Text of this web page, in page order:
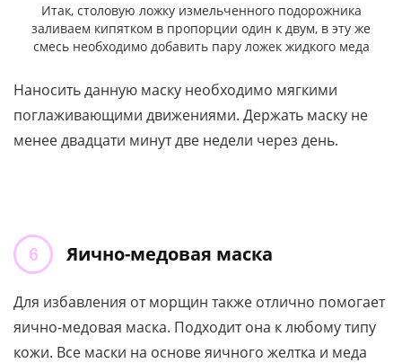
Итак, столовую ложку измельченного подорожника
заливаем кипятком в пропорции один к двум, в эту же
смесь необходимо добавить пару ложек жидкого меда
Наносить данную маску необходимо мягкими
поглаживающими движениями. Держать маску не
менее двадцати минут две недели через день.
Яично-медовая маска
Для избавления от морщин также отлично помогает
яично-медовая маска. Подходит она к любому типу
кожи. Все маски на основе яичного желтка и меда